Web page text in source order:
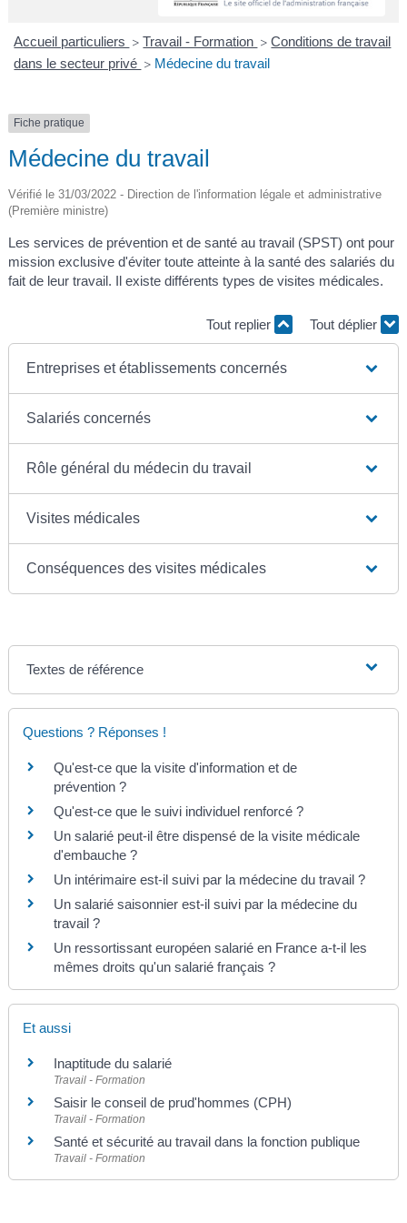
E
Accueil particuliers > Travail - Formation > Conditions de travail
dans le secteur privé > Médecine du travail
Fiche pratique
Médecine du travail
Vérifié le 31/03/2022 - Direction de l'information légale et administrative
(Première ministre)
Les services de prévention et de santé au travail (SPST) ont pour
mission exclusive d'éviter toute atteinte à la santé des salariés du
fait de leur travail. Il existe différents types de visites médicales.
Tout replier Tout déplier
Entreprises et établissements concernés
Salariés concernés
Rôle général du médecin du travail
Visites médicales
Conséquences des visites médicales
Textes de référence
Questions ? Réponses !
Qu'est-ce que la visite d'information et de
prévention ?
Qu'est-ce que le suivi individuel renforcé ?
Un salarié peut-il être dispensé de la visite médicale
d'embauche ?
Un intérimaire est-il suivi par la médecine du travail ?
Un salarié saisonnier est-il suivi par la médecine du
travail ?
Un ressortissant européen salarié en France a-t-il les
mêmes droits qu'un salarié français ?
Et aussi
Inaptitude du salarié
Travail - Formation
Saisir le conseil de prud'hommes (CPH)
Travail - Formation
Santé et sécurité au travail dans la fonction publique
Travail - Formation